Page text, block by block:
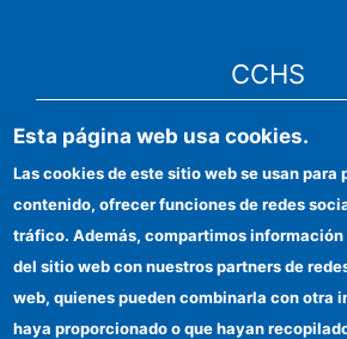
CCHS
Sede electrónica CSIC
Identidad
Información para
Ayudas FEDER
Organismos
Esta página web usa cookies.
Las cookies de este sitio web se usan para
contenido, ofrecer funciones de redes
tráfico. Además, compartimos información
del sitio web con nuestros partners de
web, quienes pueden combinarla con otra
haya proporcionado o que hayan